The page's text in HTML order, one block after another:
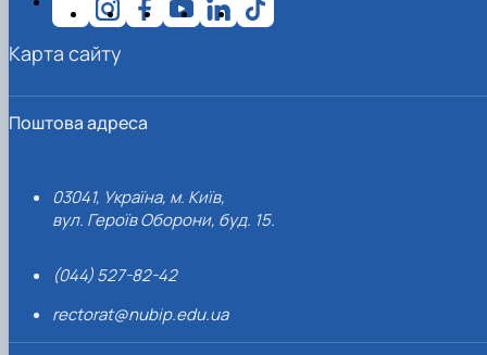
Поштова адреса
03041, Україна, м. Київ,
вул. Героїв Оборони, буд. 15.
(044) 527-82-42
rectorat@nubip.edu.ua
Карта сайту